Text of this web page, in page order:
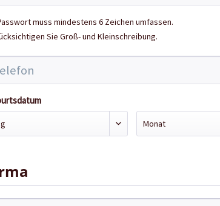
muss mindestens 6 Zeichen umfassen.
Sie Groß- und Kleinschreibung.